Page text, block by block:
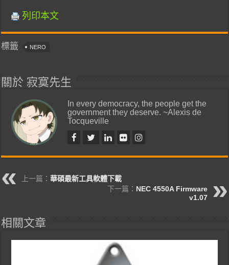
列印本文
標籤 NERO
關於 寂寞先生
In every democracy, the people get the
government they deserve. ~Alexis de
Tocqueville
上一篇：華碩最新工具軟體下載
下一篇： NEC 4550A Firmware
v1.07
相關文章